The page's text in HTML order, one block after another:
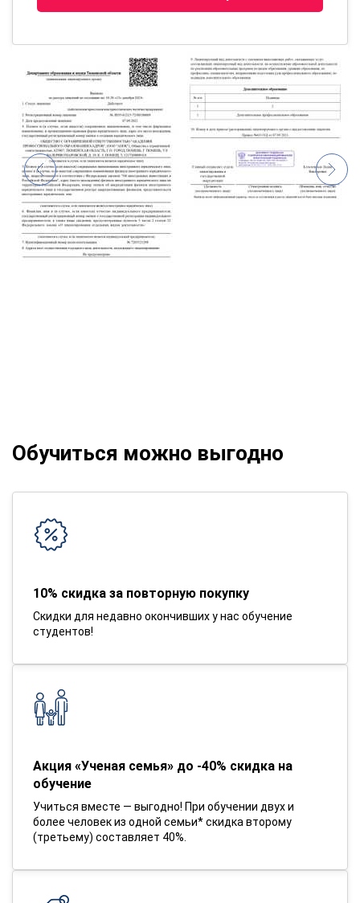
Обучиться можно выгодно
10% скидка за повторную покупку
Скидки для недавно окончивших у нас обучение
студентов!
Акция «Ученая семья» до -40% скидка на
обучение
Учиться вместе — выгодно! При обучении двух и
более человек из одной семьи* скидка второму
(третьему) составляет 40%.